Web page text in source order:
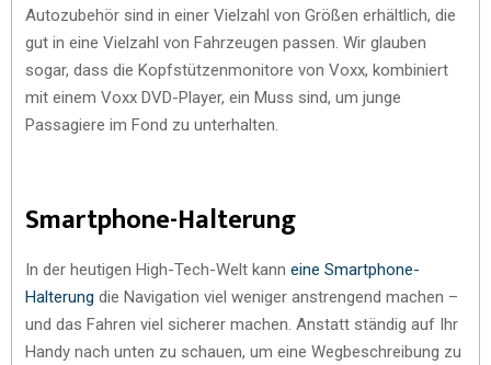
Autozubehör sind in einer Vielzahl von Größen erhältlich, die
gut in eine Vielzahl von Fahrzeugen passen. Wir glauben
sogar, dass die Kopfstützenmonitore von Voxx, kombiniert
mit einem Voxx DVD-Player, ein Muss sind, um junge
Passagiere im Fond zu unterhalten.
Smartphone-Halterung
In der heutigen High-Tech-Welt kann eine Smartphone-
Halterung die Navigation viel weniger anstrengend machen –
und das Fahren viel sicherer machen. Anstatt ständig auf Ihr
Handy nach unten zu schauen, um eine Wegbeschreibung zu